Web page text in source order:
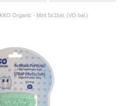
Organic - Mint 5x1bal. (VO bal.)